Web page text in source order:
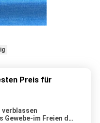
Preis für
verblassen
Gewebe-im Freien die